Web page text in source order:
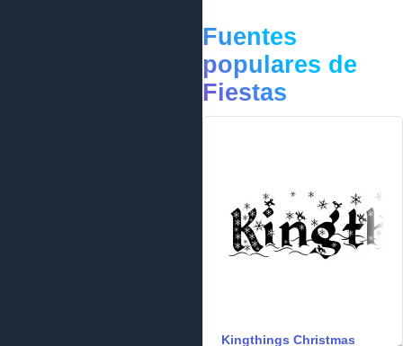
Fuentes
populares de
Fiestas
Kingthings Christmas